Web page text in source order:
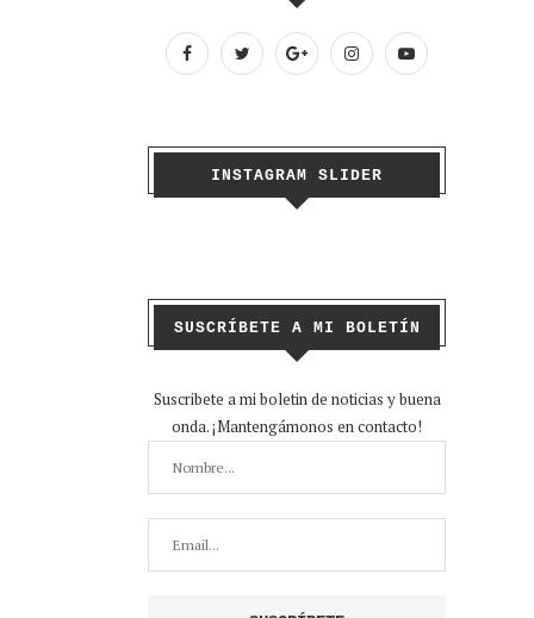
INSTAGRAM SLIDER
SUSCRÍBETE A MI BOLETÍN
Suscribete a mi boletin de noticias y buena
onda. ¡Mantengámonos en contacto!